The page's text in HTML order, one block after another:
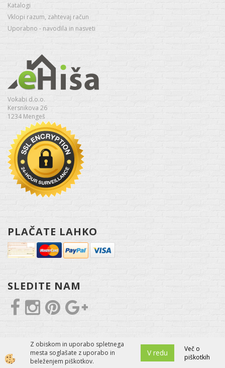
Katalogi
Vklopi razum, zahtevaj račun
Uporabno - navodila in nasveti
Vokabi d.o.o.
Kersnikova 26
1234 Mengeš
PLAČATE LAHKO
SLEDITE NAM
Izdelava spletne trgovine
Z obiskom in uporabo spletnega
mesta soglašate z uporabo in
beleženjem piškotkov.
V redu
Več o
piškotkih